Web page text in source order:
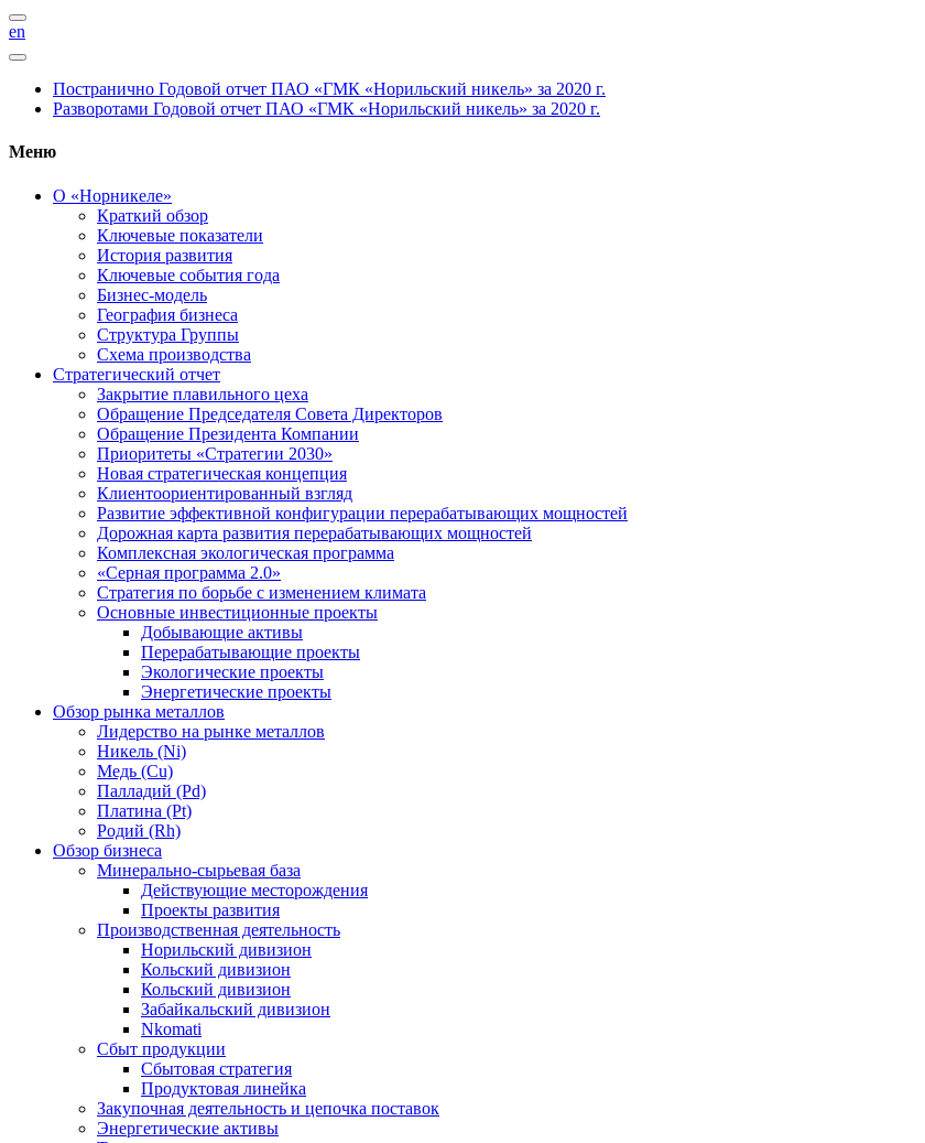
en
Постранично Годовой отчет ПАО «ГМК «Норильский никель» за 2020 г.
Разворотами Годовой отчет ПАО «ГМК «Норильский никель» за 2020 г.
Меню
О «Норникеле»
Краткий обзор
Ключевые показатели
История развития
Ключевые события года
Бизнес-модель
География бизнеса
Структура Группы
Схема производства
Стратегический отчет
Закрытие плавильного цеха
Обращение Председателя Совета Директоров
Обращение Президента Компании
Приоритеты «Стратегии 2030»
Новая стратегическая концепция
Клиентоориентированный взгляд
Развитие эффективной конфигурации перерабатывающих мощностей
Дорожная карта развития перерабатывающих мощностей
Комплексная экологическая программа
«Серная программа 2.0»
Стратегия по борьбе с изменением климата
Основные инвестиционные проекты
Добывающие активы
Перерабатывающие проекты
Экологические проекты
Энергетические проекты
Обзор рынка металлов
Лидерство на рынке металлов
Никель (Ni)
Медь (Cu)
Палладий (Pd)
Платина (Pt)
Родий (Rh)
Обзор бизнеса
Минерально-сырьевая база
Действующие месторождения
Проекты развития
Производственная деятельность
Норильский дивизион
Кольский дивизион
Кольский дивизион
Забайкальский дивизион
Nkomati
Сбыт продукции
Сбытовая стратегия
Продуктовая линейка
Закупочная деятельность и цепочка поставок
Энергетические активы